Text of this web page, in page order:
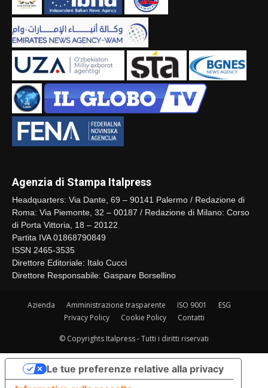
Agenzia di Stampa Italpress
Headquarters: Via Dante, 69 – 90141 Palermo / Redazione di
Roma: Via Piemonte, 32 – 00187 / Redazione di Milano: Corso
di Porta Vittoria, 18 – 20122
Partita IVA 01868790849
ISSN 2465-3535
Direttore Editoriale: Italo Cucci
Direttore Responsabile: Gaspare Borsellino
Azienda Amministrazione trasparente ISO 9001
ESG
Privacy Policy
Cookie Policy Contatti
© Copyrights Italpress - Tutti i diritti riservati
Le tue preferenze relative alla privacy